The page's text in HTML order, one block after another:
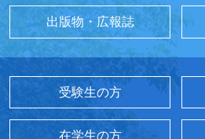
出版物・広報誌
受験生の方
在学生の方